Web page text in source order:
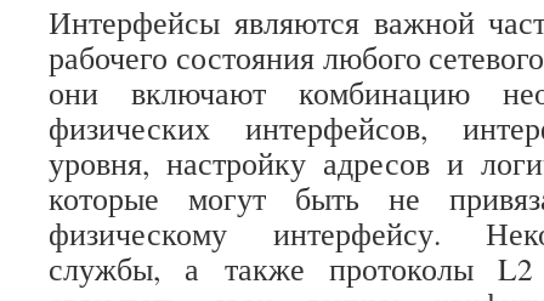
Интерфейсы являются важной
рабочего состояния любого
они включают комбинацию
физических интерфейсов,
уровня, настройку адресов и
которые могут быть не
физическому интерфейсу.
службы, а также протоколы